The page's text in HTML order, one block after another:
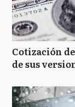
Cotización
de sus